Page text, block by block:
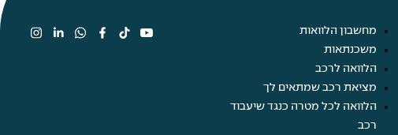
מחשבון הלוואות
משכנתאות
הלוואה לרכב
מציאת רכב שמתאים לך
הלוואה לכל מטרה כנגד שיעבוד
רכב